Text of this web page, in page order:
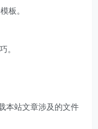
板。
。
本站文章涉及的文件